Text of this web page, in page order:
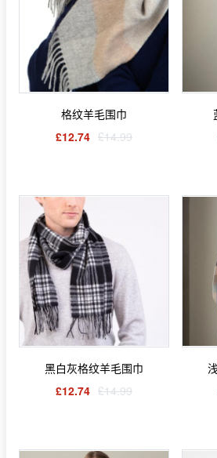
格纹羊毛围巾
£12.74 £14.99
黑白灰格纹羊毛围巾
£12.74 £14.99